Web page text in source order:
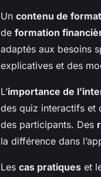
Un contenu de
de formation
adaptés aux besoins
explicatives et des
L’importance de
des quiz interactifs et
des participants. Des
la différence dans
Les cas pratiques et